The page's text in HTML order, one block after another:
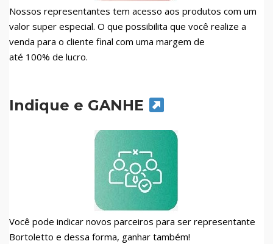
Nossos representantes tem acesso aos produtos com um
valor super especial. O que possibilita que você realize a
venda para o cliente final com uma margem de
até 100% de lucro.
Indique e GANHE
Você pode indicar novos parceiros para ser representante
Bortoletto e dessa forma, ganhar também!